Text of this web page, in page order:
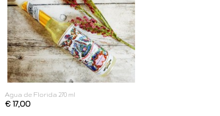
Agua de Florida 270 ml
€ 17,00